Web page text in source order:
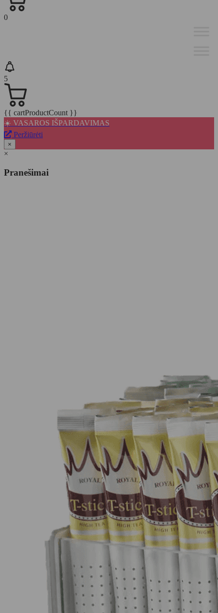
0
5
{{ cartProductCount }}
☀️ VASAROS IŠPARDAVIMAS
Peržiūrėti
×
×
Pranešimai